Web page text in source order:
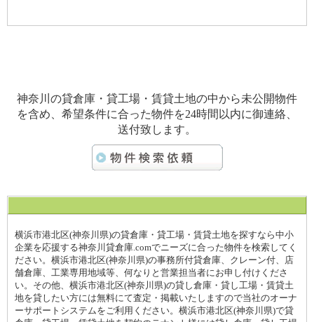
神奈川の貸倉庫・貸工場・賃貸土地の中から未公開物件
を含め、希望条件に合った物件を24時間以内に御連絡、
送付致します。
横浜市港北区(神奈川県)の貸倉庫・貸工場・賃貸土地を探すなら中小
企業を応援する神奈川貸倉庫.comでニーズに合った物件を検索してく
ださい。横浜市港北区(神奈川県)の事務所付貸倉庫、クレーン付、店
舗倉庫、工業専用地域等、何なりと営業担当者にお申し付けくださ
い。その他、横浜市港北区(神奈川県)の貸し倉庫・貸し工場・賃貸土
地を貸したい方には無料にて査定・掲載いたしますので当社のオーナ
ーサポートシステムをご利用ください。横浜市港北区(神奈川県)で貸